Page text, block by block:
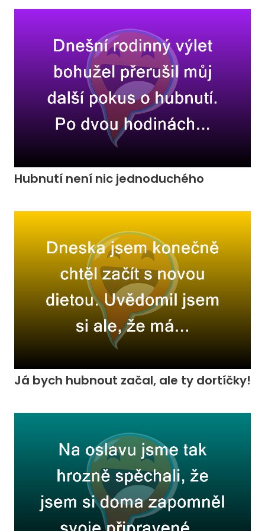
Hubnutí není nic jednoduchého
Já bych hubnout začal, ale ty dortíčky!